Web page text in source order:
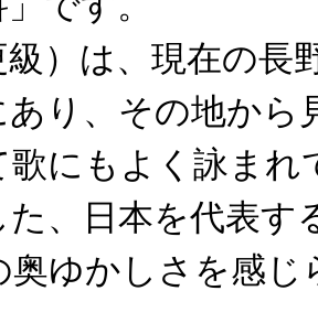
級）は、現在の長
あり、その地から
歌にもよく詠ま
た、日本を代表す
奥ゆかしさを感